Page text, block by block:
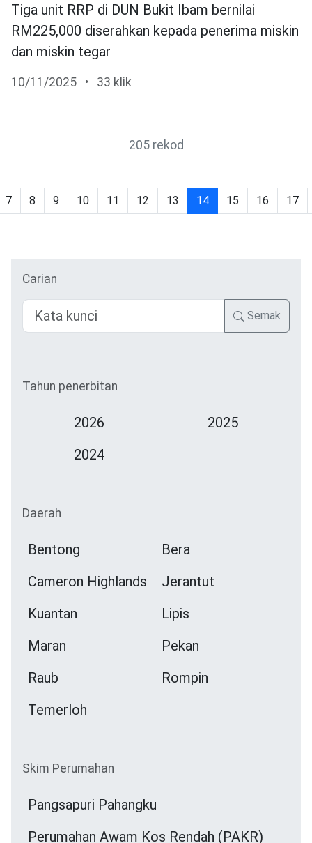
Tiga unit RRP di DUN Bukit Ibam bernilai
RM225,000 diserahkan kepada penerima miskin
dan miskin tegar
10/11/2025 • 33 klik
205 rekod
7 8 9 10 11 12 13 14 15 16 17
Carian
Semak
Tahun penerbitan
2026
2025
2024
Daerah
Bentong
Bera
Cameron Highlands
Jerantut
Kuantan
Lipis
Maran
Pekan
Raub
Rompin
Temerloh
Skim Perumahan
Pangsapuri Pahangku
Perumahan Awam Kos Rendah (PAKR)